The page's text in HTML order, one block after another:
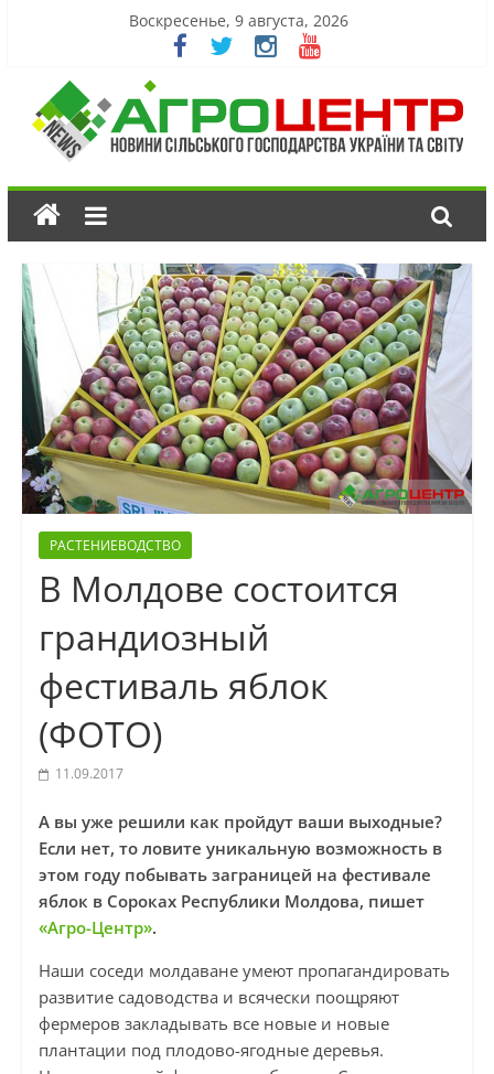
Воскресенье, 9 августа, 2026
РАСТЕНИЕВОДСТВО
В Молдове состоится
грандиозный
фестиваль яблок
(ФОТО)
11.09.2017
А вы уже решили как пройдут ваши выходные?
Если нет, то ловите уникальную возможность в
этом году побывать заграницей на фестивале
яблок в Сороках Республики Молдова, пишет
«Агро-Центр».
Наши соседи молдаване умеют пропагандировать
развитие садоводства и всячески поощряют
фермеров закладывать все новые и новые
плантации под плодово-ягодные деревья.